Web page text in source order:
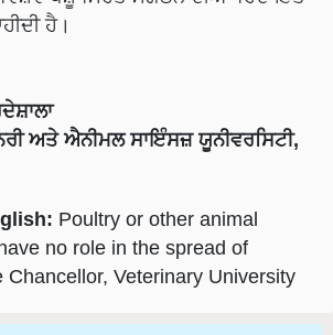
ਹੈ।
ਅਤੇ ਐਨੀਮਲ ਸਾਇੰਸਜ਼ ਯੂਨੀਵਰਸਿਟੀ,
Poultry or other animal
no role in the spread of
Chancellor, Veterinary University